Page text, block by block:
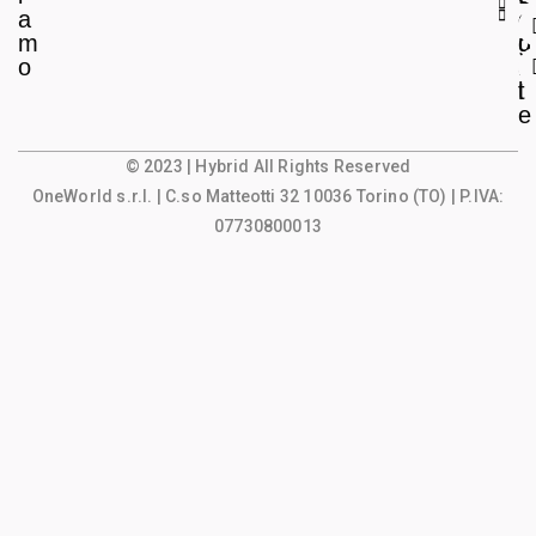
a
m
o
e
g
l
e
o
u
t
© 2023 | Hybrid All Rights Reserved
OneWorld s.r.l.
| C.so Matteotti 32 10036 Torino (TO) | P.IVA:
07730800013